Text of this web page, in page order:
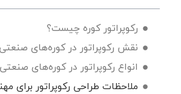
رکوپراتور کوره چیست؟
نقش رکوپراتور در کوره‌های صنعتی
انواع رکوپراتور در کوره‌های صنعتی
ملاحظات طراحی رکوپراتور برای